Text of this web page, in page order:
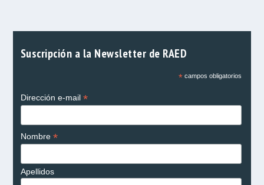
Suscripción a la Newsletter de RAED
*campos obligatorios
Dirección e-mail *
Nombre *
Apellidos